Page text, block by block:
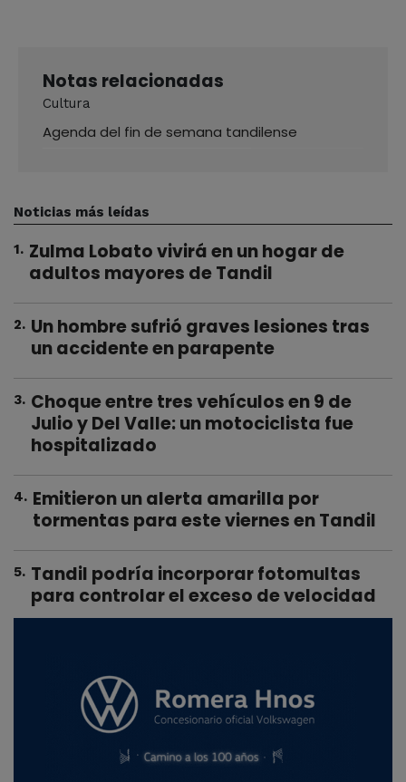
Notas relacionadas
Cultura
Agenda del fin de semana tandilense
Noticias más leídas
1. Zulma Lobato vivirá en un hogar de
adultos mayores de Tandil
2. Un hombre sufrió graves lesiones tras
un accidente en parapente
3. Choque entre tres vehículos en 9 de
Julio y Del Valle: un motociclista fue
hospitalizado
4. Emitieron un alerta amarilla por
tormentas para este viernes en Tandil
5. Tandil podría incorporar fotomultas
para controlar el exceso de velocidad